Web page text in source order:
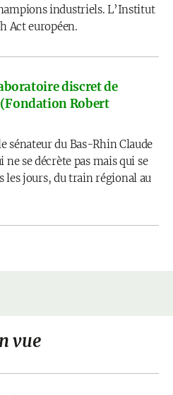
industriels. L’Institut
Act européen.
discret de
Robert
sénateur du Bas-Rhin Claude
se décrète pas mais qui se
les jours, du train régional au
vue